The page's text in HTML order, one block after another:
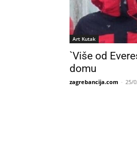
Art Kutak
`Više od
domu
zagrebancija.com - 25/